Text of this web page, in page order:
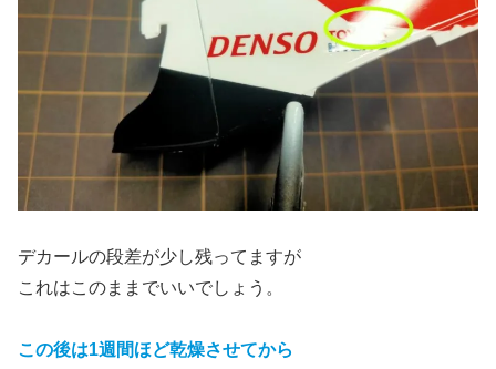
デカールの段差が少し残ってますが
これはこのままでいいでしょう。
この後は1週間ほど乾燥させてから